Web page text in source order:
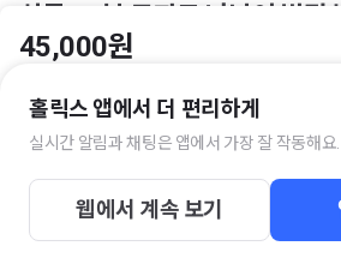
하루 30분 투자로 나날이 발전
들어 보세요.
💬 TIL 이란?
통해 여러분이 겪은 일상의 경험을 돌아보고
져 보세요.
45,000원
입장하기
홀릭스 앱에서 더 편리하게
실시간 알림과 채팅은 앱에서 가장 잘 작동해
웹에서 계속 보기